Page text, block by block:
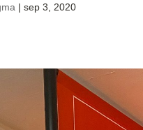
|sep 3, 2020